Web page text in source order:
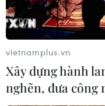
vietnamplus.vn
Xây dựng hành
nghẽn, đưa công